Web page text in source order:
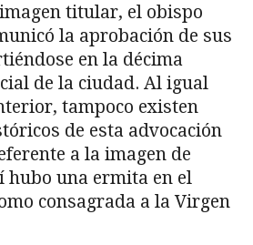
titular, el obispo
la aprobación de sus
en la décima
de la ciudad. Al igual
tampoco existen
de esta advocación
a la imagen de
hubo una ermita en el
consagrada a la Virgen